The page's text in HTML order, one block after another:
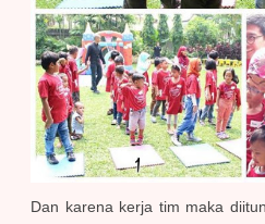
Dan karena kerja tim maka